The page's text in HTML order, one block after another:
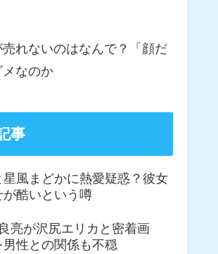
れないのはなんで？「顔だ
なのか
事
風まどかに熱愛疑惑？彼女
が酷いという噂
亮が沢尻エリカと密着画
性との関係も不穏